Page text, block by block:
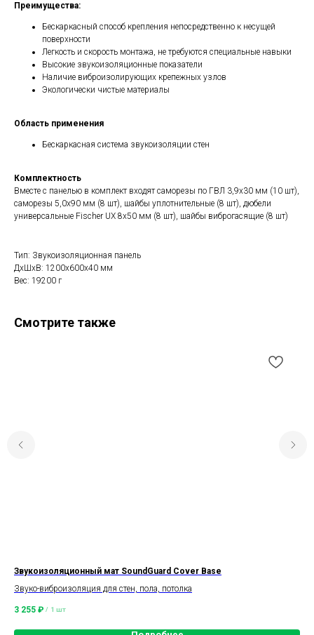
Преимущества:
Бескаркасный способ крепления непосредственно к несущей
поверхности
Легкость и скорость монтажа, не требуются специальные навыки
Высокие звукоизоляционные показатели
Наличие виброизолирующих крепежных узлов
Экологически чистые материалы
Область применения
Бескаркасная система звукоизоляции стен
Комплектность
Вместе с панелью в комплект входят саморезы по ГВЛ 3,9х30 мм (10 шт),
саморезы 5,0х90 мм (8 шт), шайбы уплотнительные (8 шт), дюбели
универсальные Fischer UX 8x50 мм (8 шт), шайбы виброгасящие (8 шт)
Тип: Звукоизоляционная панель
ДxШxВ: 1200x600x40 мм
Вес: 19200 г
Смотрите также
Звукоизоляционный мат SoundGuard Cover Base
Звуко-виброизоляция для стен, пола, потолка
3 255 ₽ / 1 шт